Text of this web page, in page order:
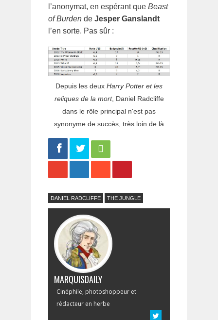
l’anonymat, en espérant que Beast
of Burden de Jesper Ganslandt
l’en sorte. Pas sûr :
Depuis les deux Harry Potter et les
reliques de la mort, Daniel Radcliffe
dans le rôle principal n'est pas
synonyme de succès, très loin de là
DANIEL RADCLIFFE THE JUNGLE
MARQUISDAILY
Cinéphile, photoshoppeur et
rédacteur en herbe